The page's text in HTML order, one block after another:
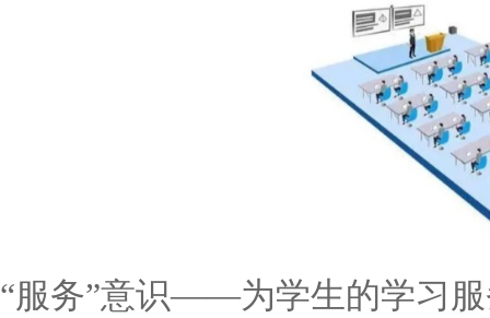
“服务”意识——为学生的学习